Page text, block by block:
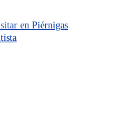
en Piérnigas